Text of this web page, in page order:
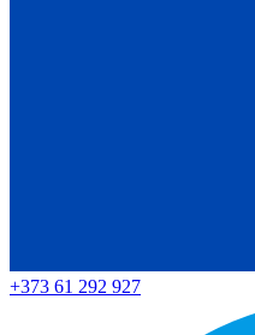
+373 61 292 927